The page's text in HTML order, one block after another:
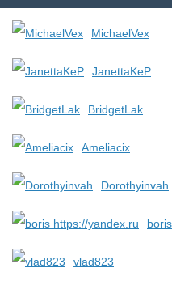
MichaelVex
JanettaKeP
BridgetLak
Ameliacix
Dorothyinvah
vlad823